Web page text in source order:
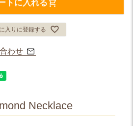
トに入れる
入りに登録する
わせ
Necklace